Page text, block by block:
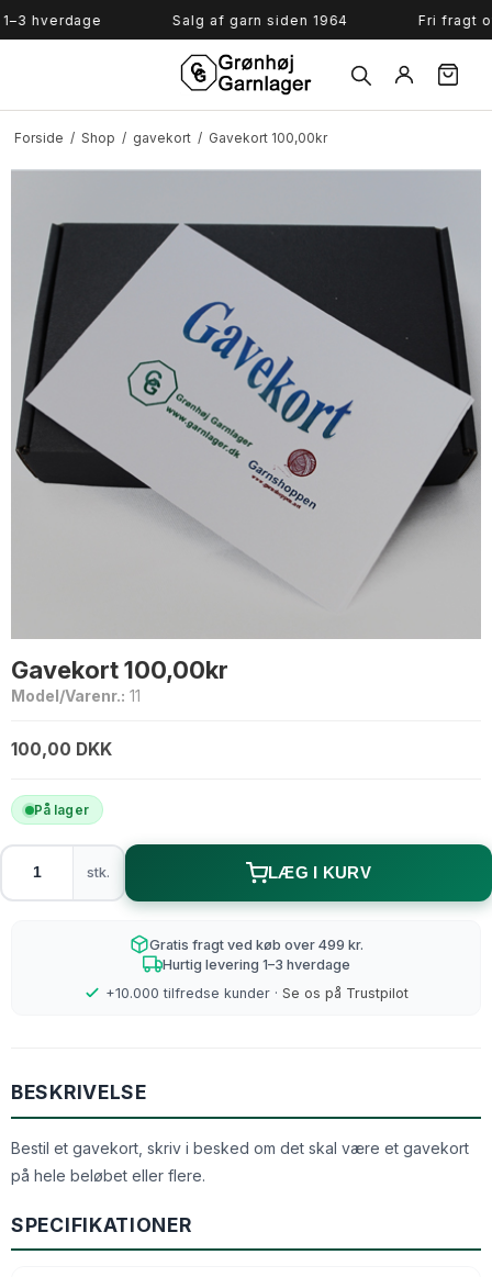
hverdage Salg af garn siden 1964 Fri fragt
Forside / Shop / gavekort / Gavekort 100,00kr
Gavekort 100,00kr
Model/Varenr.: 11
100,00 DKK
På lager
stk. LÆG I KURV
Gratis fragt ved køb over 499 kr.
Hurtig levering 1–3 hverdage
+10.000 tilfredse kunder · Se os på Trustpilot
BESKRIVELSE
Bestil et gavekort, skriv i besked om det skal være et gavekort
på hele beløbet eller flere.
SPECIFIKATIONER